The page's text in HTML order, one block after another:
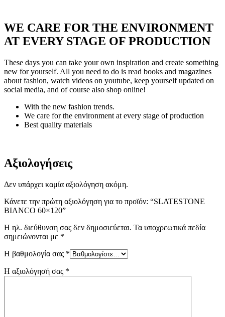
WE CARE FOR THE ENVIRONMENT
AT EVERY STAGE OF PRODUCTION
These days you can take your own inspiration and create something
new for yourself. All you need to do is read books and magazines
about fashion, watch videos on youtube, keep yourself updated on
social media, and of course also shop online!
With the new fashion trends.
We care for the environment at every stage of production
Best quality materials
Αξιολογήσεις
Δεν υπάρχει καμία αξιολόγηση ακόμη.
Κάνετε την πρώτη αξιολόγηση για το προϊόν: “SLATESTONE
BIANCO 60×120”
Η ηλ. διεύθυνση σας δεν δημοσιεύεται. Τα υποχρεωτικά πεδία
σημειώνονται με *
Η βαθμολογία σας *
Η αξιολόγησή σας *